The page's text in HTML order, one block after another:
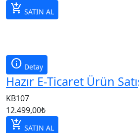
add_shopping_cart SATIN AL
info Detay
Hazır E-Ticaret Ürün
KB107
12.499,00₺
add_shopping_cart SATIN AL